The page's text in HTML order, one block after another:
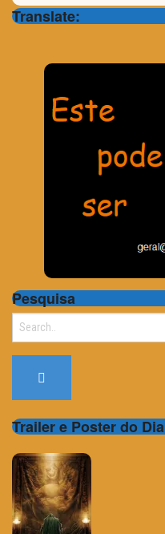
Translate:
Pesquisa
Search
Trailer e Poster do Dia